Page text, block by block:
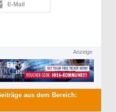
E-Mail
Anzeige
aus dem Bereich: